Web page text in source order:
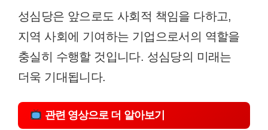
성심당은 앞으로도 사회적 책임을 다하고,
지역 사회에 기여하는 기업으로서의 역할을
충실히 수행할 것입니다. 성심당의 미래는
더욱 기대됩니다.
관련 영상으로 더 알아보기